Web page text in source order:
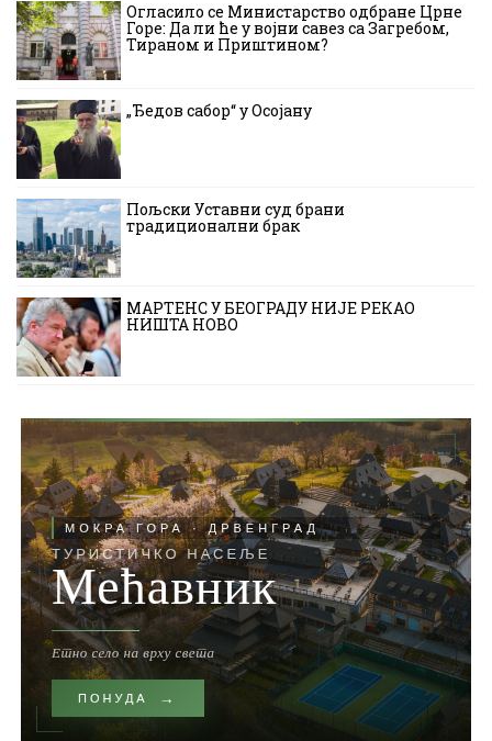
Огласило се Министарство одбране Црне
Горе: Да ли ће у војни савез са Загребом,
Тираном и Приштином?
„Ђедов сабор“ у Осојану
Пољски Уставни суд брани
традиционални брак
МАРТЕНС У БЕОГРАДУ НИЈЕ РЕКАО
НИШТА НОВО